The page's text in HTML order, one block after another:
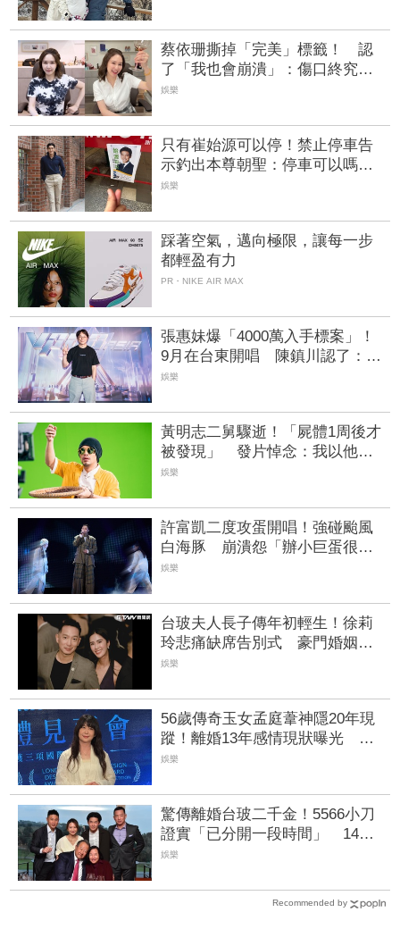
蔡依珊撕掉「完美」標籤！ 認
了「我也會崩潰」：傷口終究會
癒合
娛樂
只有崔始源可以停！禁止停車告
示釣出本尊朝聖：停車可以嗎
店員粉絲嚇傻
娛樂
踩著空氣，邁向極限，讓每一步
都輕盈有力
PR・NIKE AIR MAX
張惠妹爆「4000萬入手標案」！
9月在台東開唱 陳鎮川認了：她
想為家鄉做事
娛樂
黃明志二舅驟逝！「屍體1周後才
被發現」 發片悼念：我以他為
榮
娛樂
許富凱二度攻蛋開唱！強碰颱風
白海豚 崩潰怨「辦小巨蛋很不
容易」
娛樂
台玻夫人長子傳年初輕生！徐莉
玲悲痛缺席告別式 豪門婚姻僅2
年短命
娛樂
56歲傳奇玉女孟庭葦神隱20年現
蹤！離婚13年感情現狀曝光 羞
認「我很多追求者」
娛樂
驚傳離婚台玻二千金！5566小刀
證實「已分開一段時間」 14年
豪門婚告終
娛樂
Recommended by